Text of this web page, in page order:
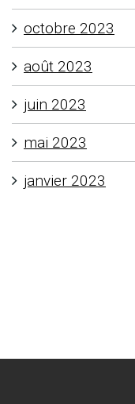
octobre 2023
août 2023
juin 2023
mai 2023
janvier 2023